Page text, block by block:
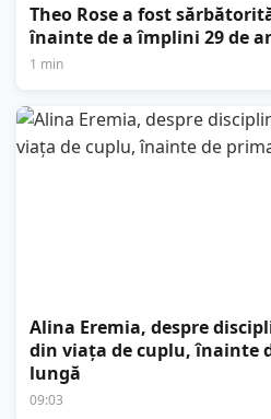
Theo Rose a fost
înainte de a împlini 29 de
1 min
Alina Eremia, despre
din viața de cuplu, înainte
lungă
09:03